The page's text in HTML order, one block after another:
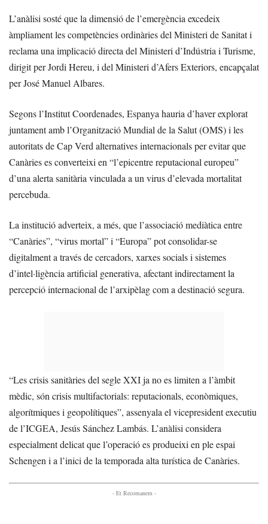
L’anàlisi sosté que la dimensió de l’emergència excedeix
àmpliament les competències ordinàries del Ministeri de Sanitat i
reclama una implicació directa del Ministeri d’Indústria i Turisme,
dirigit per Jordi Hereu, i del Ministeri d’Afers Exteriors, encapçalat
per José Manuel Albares.
Segons l’Institut Coordenades, Espanya hauria d’haver explorat
juntament amb l’Organització Mundial de la Salut (OMS) i les
autoritats de Cap Verd alternatives internacionals per evitar que
Canàries es converteixi en “l’epicentre reputacional europeu”
d’una alerta sanitària vinculada a un virus d’elevada mortalitat
percebuda.
La institució adverteix, a més, que l’associació mediàtica entre
“Canàries”, “virus mortal” i “Europa” pot consolidar-se
digitalment a través de cercadors, xarxes socials i sistemes
d’intel·ligència artificial generativa, afectant indirectament la
percepció internacional de l’arxipèlag com a destinació segura.
“Les crisis sanitàries del segle XXI ja no es limiten a l’àmbit
mèdic, són crisis multifactorials: reputacionals, econòmiques,
algorítmiques i geopolítiques”, assenyala el vicepresident executiu
de l’ICGEA, Jesús Sánchez Lambás. L’anàlisi considera
especialment delicat que l’operació es produeixi en ple espai
Schengen i a l’inici de la temporada alta turística de Canàries.
- Et Recomanem -